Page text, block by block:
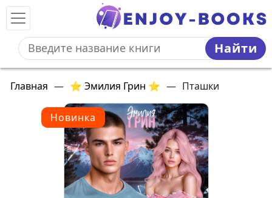
Найти
Главная — ⭐ Эмилия Грин ⭐ — Пташки
Новинка